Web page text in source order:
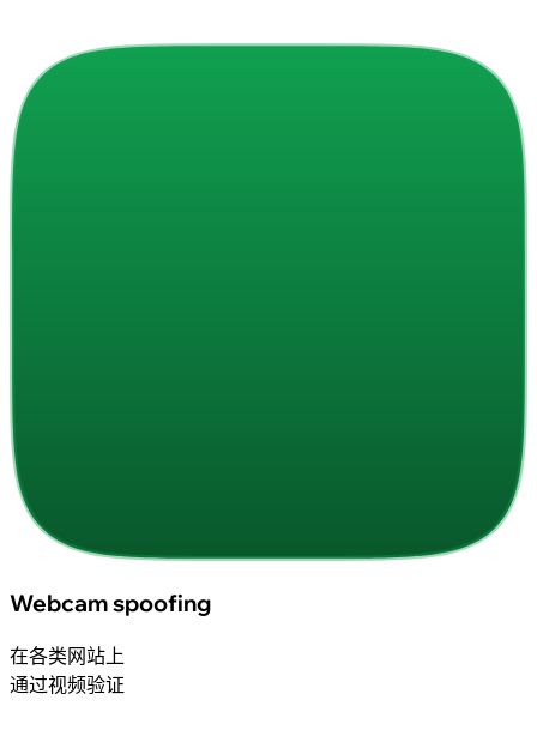
Webcam spoofing
在各类网站上
通过视频验证